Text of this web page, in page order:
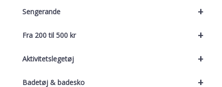
+
Sengerande
+
Fra 200 til 500 kr
+
Aktivitetslegetøj
+
Badetøj & badesko